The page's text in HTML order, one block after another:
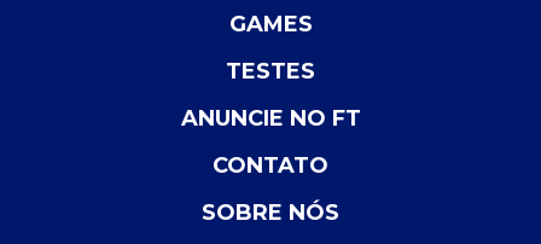
GAMES
TESTES
ANUNCIE NO FT
CONTATO
SOBRE NÓS